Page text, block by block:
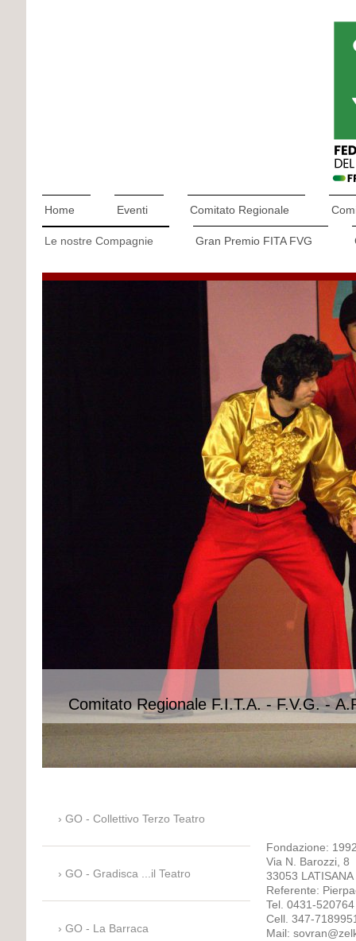
Home Eventi Comitato Regionale
Le nostre Compagnie Gran Premio FITA FVG
Comitato Regionale F.I.T.A. - F.V.G. -
Fondazione:
Via N. Barozzi, 8
33053 LATISANA
Referente:
Tel. 0431-520764
Cell. 347-
Mail:
GO - Collettivo Terzo Teatro
GO - Gradisca ...il Teatro
GO - La Barraca